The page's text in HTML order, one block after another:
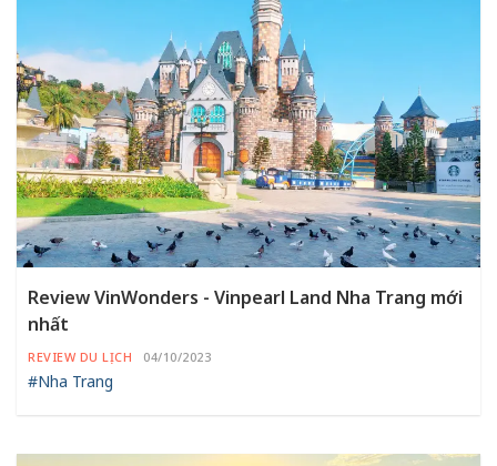
Review VinWonders - Vinpearl Land Nha Trang mới
nhất
REVIEW DU LỊCH 04/10/2023
#Nha Trang